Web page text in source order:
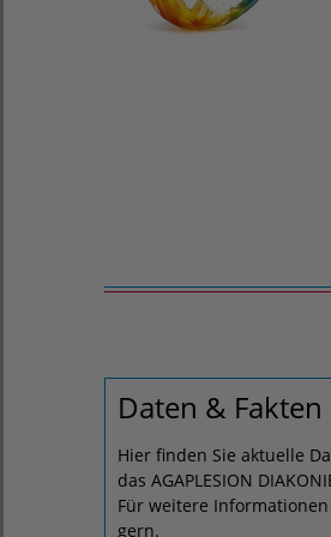
Daten & Fakten
Hier finden Sie aktuelle
das AGAPLESION
Für weitere
gern.